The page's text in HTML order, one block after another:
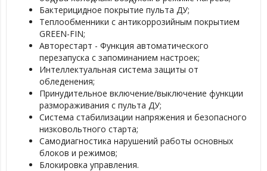
Бактерицидное покрытие пульта ДУ;
Теплообменники с антикоррозийным покрытием
GREEN-FIN;
Авторестарт - Функция автоматического
перезапуска с запоминанием настроек;
Интеллектуальная система защиты от
обледенения;
Принудительное включение/выключение функции
размораживания с пульта ДУ;
Система стабилизации напряжения и безопасного
низковольтного старта;
Самодиагностика нарушений работы основных
блоков и режимов;
Блокировка управления.